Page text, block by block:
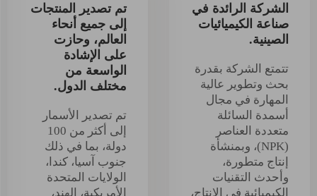
الشركة الرائدة في
صناعة الكيميائيات
الصينية.
تتمتع الشركة بقدرة
بحث وتطوير عالية
المهارة في مجال
أسمدة السائلة
متعددة العناصر
(NPK)، وبمنشأة
إنتاج متطورة،
وأحدث التقنيات
الكيميائية في الإنتاج،
تم تصدير المنتجات
إلى جميع أنحاء
العالم، وحازت
على الإشادة
الواسعة من
مختلف الدول.
تم تصدير الأسمار
إلى أكثر من 100
دولة، بما في ذلك
جنوب آسيا، كندا،
الولايات المتحدة
الأمريكية، الهند،